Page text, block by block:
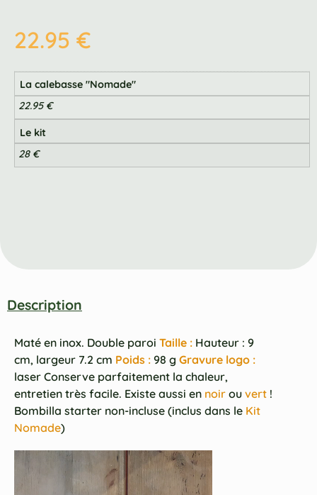
22.95 €
La calebasse "Nomade"
22.95 €
Le kit
28 €
Description
Maté en inox. Double paroi Taille : Hauteur : 9
cm, largeur 7.2 cm Poids : 98 g Gravure logo :
laser Conserve parfaitement la chaleur,
entretien très facile. Existe aussi en noir ou vert !
Bombilla starter non-incluse (inclus dans le Kit
Nomade)